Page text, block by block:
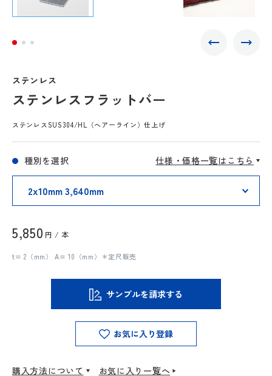
ステンレス
ステンレスフラットバー
ステンレスSUS304/HL（ヘアーライン）仕上げ
仕様・価格一覧はこちら
種別を選択
5,850 円 / 本
t= 2（mm） A= 10（mm）＊定尺販売
サンプルを請求する
お気に入り登録
購入方法について お気に入り一覧へ